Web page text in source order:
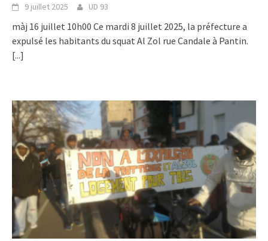
9 juillet 2025 UD 93
màj 16 juillet 10h00 Ce mardi 8 juillet 2025, la préfecture a
expulsé les habitants du squat Al Zol rue Candale à Pantin.
[...]